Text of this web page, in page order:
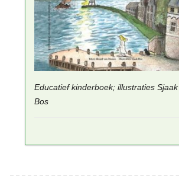
Educatief kinderboek; illustraties Sjaak
Bos